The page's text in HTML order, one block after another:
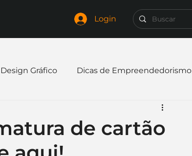
Login
Design Gráfico Dicas de Empreendedorismo
Logo Redes Sociais
de cartão